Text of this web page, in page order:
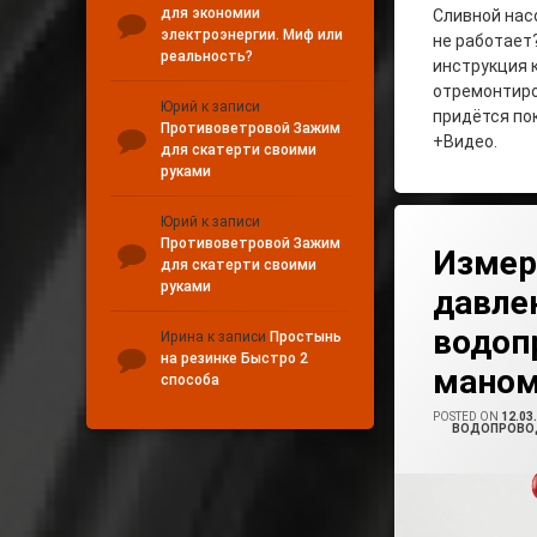
Сливной
не
инструкция
придётся
+Видео.
POSTED ON
CATEGORIES:
Как Измерить
Как Измерить
для экономии
электроэнергии. Миф или
реальность?
Юрий к записи
Противоветровой Зажим
для скатерти своими
руками
Юрий к записи
Противоветровой Зажим
для скатерти своими
руками
Ирина к записи Простынь
на резинке Быстро 2
способа